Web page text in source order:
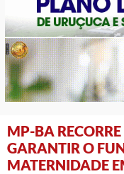
MP-BA
GARANTIR O
MATERNIDADE